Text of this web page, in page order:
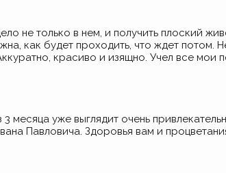
не только в нем, и получить плоский
как будет проходить, что ждет потом.
красиво и изящно. Учел все мои
уже выглядит очень
Павловича. Здоровья вам и